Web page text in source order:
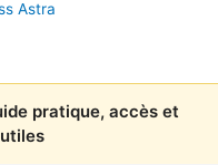
Astra
pratique, accès et